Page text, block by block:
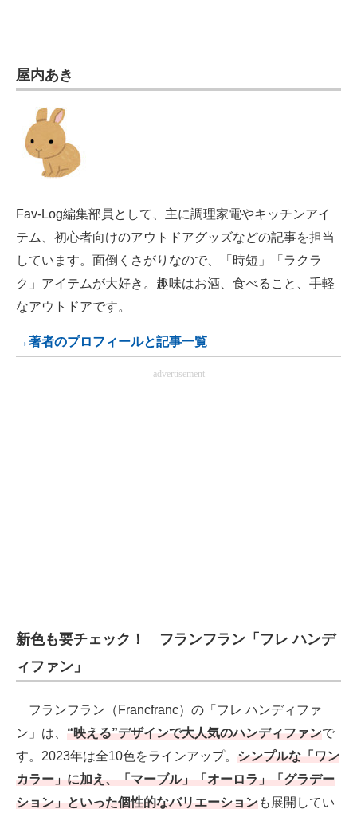
屋内あき
Fav-Log編集部員として、主に調理家電やキッチンアイ
テム、初心者向けのアウトドアグッズなどの記事を担当
しています。面倒くさがりなので、「時短」「ラクラ
ク」アイテムが大好き。趣味はお酒、食べること、手軽
なアウトドアです。
→著者のプロフィールと記事一覧
advertisement
新色も要チェック！ フランフラン「フレ ハンデ
ィファン」
フランフラン（Francfranc）の「フレ ハンディファ
ン」は、 “映える”デザインで大人気のハンディファンで
す。2023年は全10色をラインアップ。 シンプルな「ワン
カラー」に加え、「マーブル」「オーロラ」「グラデー
ション」といった個性的なバリエーションも展開してい